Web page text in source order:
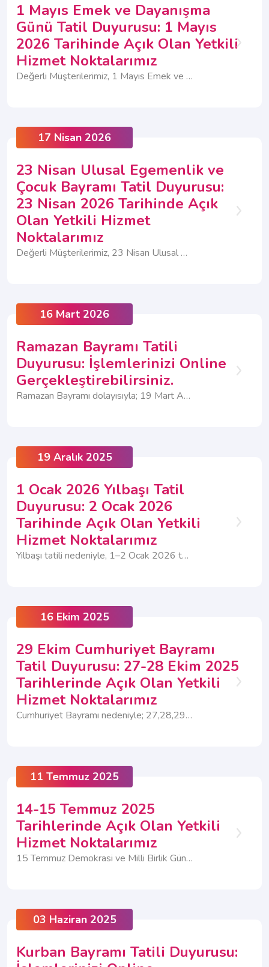
1 Mayıs Emek ve Dayanışma
Günü Tatil Duyurusu: 1 Mayıs
2026 Tarihinde Açık Olan Yetkili
Hizmet Noktalarımız
Değerli Müşterilerimiz, 1 Mayıs Emek ve Dayanışma Günü nedeniyle; Müşteri İlişkileri Merkezlerimiz kapalı olacaktır. Bazı Yetkili Hizmet Noktalarımız ise hizmet vermeye devam edecektir.
17 Nisan 2026
23 Nisan Ulusal Egemenlik ve
Çocuk Bayramı Tatil Duyurusu:
23 Nisan 2026 Tarihinde Açık
Olan Yetkili Hizmet
Noktalarımız
Değerli Müşterilerimiz, 23 Nisan Ulusal Egemenlik ve Çocuk Bayramı nedeniyle; 23-24 Nisan tarihlerinde Müşteri İlişkileri Merkezlerimiz tam gün kapalı olacaktır. 23 Nisan Perşembe günü ise bazı Yetkili Hizmet Noktalarımız açık olacak ve hizmet vermeye devam edecektir.
16 Mart 2026
Ramazan Bayramı Tatili
Duyurusu: İşlemlerinizi Online
Gerçekleştirebilirsiniz.
Ramazan Bayramı dolayısıyla; 19 Mart Arife Günü ile 20-21-22 Mart tarihlerinde Müşteri İlişkileri Merkezlerimiz ve Yetkili Hizmet Noktalarımız tam gün kapalı olacaktır.
19 Aralık 2025
1 Ocak 2026 Yılbaşı Tatil
Duyurusu: 2 Ocak 2026
Tarihinde Açık Olan Yetkili
Hizmet Noktalarımız
Yılbaşı tatili nedeniyle, 1–2 Ocak 2026 tarihlerinde Müşteri İlişkileri Merkezlerimiz kapalı olacaktır. Yetkili Hizmet Noktalarımız ise 1 Ocak 2026 tarihinde kapalı olup, 2 Ocak Cuma günü bazı noktalarımız hizmet vermeye devam edecektir. Açık “Yetkili Hizmet Noktalarına” aşağıdaki listeden ulaşabilirsiniz.
16 Ekim 2025
29 Ekim Cumhuriyet Bayramı
Tatil Duyurusu: 27-28 Ekim 2025
Tarihlerinde Açık Olan Yetkili
Hizmet Noktalarımız
Cumhuriyet Bayramı nedeniyle; 27,28,29 Ekim 2025 tarihlerinde Müşteri İlişkileri Merkezlerimiz ve 29 Ekim tarihinde Yetkili Hizmet Noktalarımız kapalı olacaktır. 27 Ekim Pazartesi ve 28 Ekim Salı günleri ise bazı Yetkili Hizmet Noktalarımız açık olacak ve hizmet vermeye devam edecektir. Açık olan “Yetkili Hizmet Noktalarına” aşağıdaki listeden ulaşabilirsiniz.
11 Temmuz 2025
14-15 Temmuz 2025
Tarihlerinde Açık Olan Yetkili
Hizmet Noktalarımız
15 Temmuz Demokrasi ve Milli Birlik Günü nedeniyle 14 Temmuz Pazartesi ve 15 Temmuz Salı günleri tüm Müşteri İlişkileri Merkezimiz kapalı olacaktır.
03 Haziran 2025
Kurban Bayramı Tatili Duyurusu: